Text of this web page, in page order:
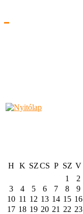
H K SZCS P SZ V
1
2
3
4 5 6 7 8
9
10 11 12 13 14 15 16
17 18 19 20 21 22 23